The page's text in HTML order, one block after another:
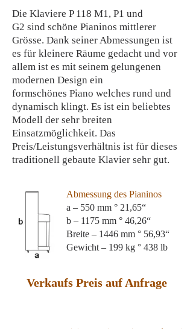
Die Klaviere P 118 M1, P1 und
G2 sind schöne Pianinos mittlerer
Grösse. Dank seiner Abmessungen ist
es für kleinere Räume gedacht und vor
allem ist es mit seinem gelungenen
modernen Design ein
formschönes Piano welches rund und
dynamisch klingt. Es ist ein beliebtes
Modell der sehr breiten
Einsatzmöglichkeit. Das
Preis/Leistungsverhältnis ist für dieses
traditionell gebaute Klavier sehr gut.
Abmessung des Pianinos
a – 550 mm ° 21,65“
b – 1175 mm ° 46,26“
Breite – 1446 mm ° 56,93“
Gewicht – 199 kg ° 438 lb
Verkaufs Preis auf Anfrage